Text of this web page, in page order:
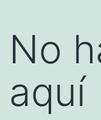
No
aquí